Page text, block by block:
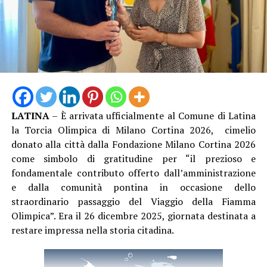
Nel 2025 Alessandro ha inoltre conseguito laqualifica
federale di Allenatore, che gli consente di guidare
formazioni d’Eccellenza e squadre senior fino alla Serie
B Nazionale, un ulteriore tassello nel suo percorso di
crescita tecnica.
Una crescita costante che oggi la società sceglie di
mettere nuovamente al servizio del proprio settore
giovanile, con la convinzione che investire nelle persone
significhi investire nel futuro del club.
LATINA– È arrivata ufficialmente al Comune di Latina
la Torcia Olimpica di Milano Cortina 2026, cimelio
donato alla città dalla Fondazione Milano Cortina 2026
come simbolo di gratitudine per “il prezioso e
fondamentale contributo offerto dall’amministrazione
e dalla comunità pontina in occasione dello
straordinario passaggio del Viaggio della Fiamma
Olimpica”. Era il 26 dicembre 2025, giornata destinata a
restare impressa nella storia citadina.